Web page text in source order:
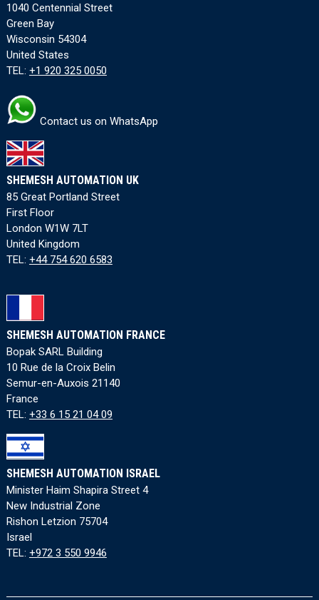
1040 Centennial Street
Green Bay
Wisconsin 54304
United States
TEL: +1 920 325 0050
Contact us on WhatsApp
SHEMESH AUTOMATION UK
85 Great Portland Street
First Floor
London W1W 7LT
United Kingdom
TEL: +44 754 620 6583
SHEMESH AUTOMATION FRANCE
Bopak SARL Building
10 Rue de la Croix Belin
Semur-en-Auxois 21140
France
TEL: +33 6 15 21 04 09
SHEMESH AUTOMATION ISRAEL
Minister Haim Shapira Street 4
New Industrial Zone
Rishon Letzion 75704
Israel
TEL: +972 3 550 9946